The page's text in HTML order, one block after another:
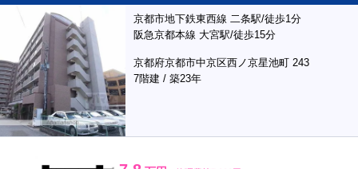
京都市地下鉄東西線 二条駅/徒歩1分
阪急京都本線 大宮駅/徒歩15分
京都府京都市中京区西ノ京星池町 243
7階建 / 築23年